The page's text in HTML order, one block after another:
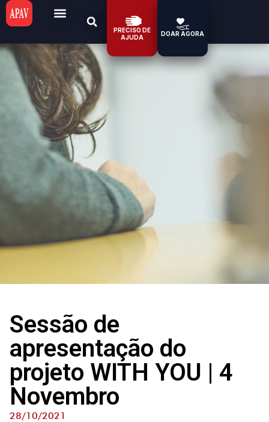
PRECISO DE
AJUDA
DOAR AGORA
Sessão de
apresentação do
projeto WITH YOU | 4
Novembro
28/10/2021